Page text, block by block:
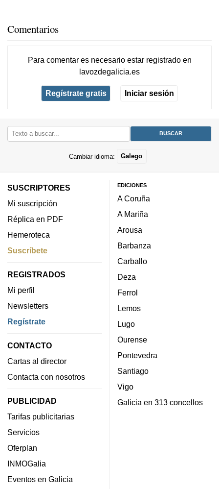
Comentarios
Para comentar es necesario estar registradoen
lavozdegalicia.es
Regístrate gratis Iniciar sesión
Cambiar idioma: Galego
SUSCRIPTORES
Mi suscripción
Réplica en PDF
Hemeroteca
Suscríbete
REGISTRADOS
Mi perfil
Newsletters
Regístrate
CONTACTO
Cartas al director
Contacta con nosotros
PUBLICIDAD
Tarifas publicitarias
Servicios
Oferplan
INMOGalia
Eventos en Galicia
EDICIONES
A Coruña
A Mariña
Arousa
Barbanza
Carballo
Deza
Ferrol
Lemos
Lugo
Ourense
Pontevedra
Santiago
Vigo
Galicia en 313 concellos